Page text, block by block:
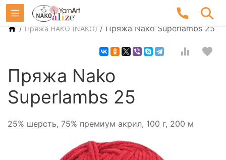
/ Пряжа НАКО (NAKO) / Пряжа Nako Superlambs 25
Пряжа Nako
Superlambs 25
25% шерсть, 75% премиум акрил, 100 г, 200 м